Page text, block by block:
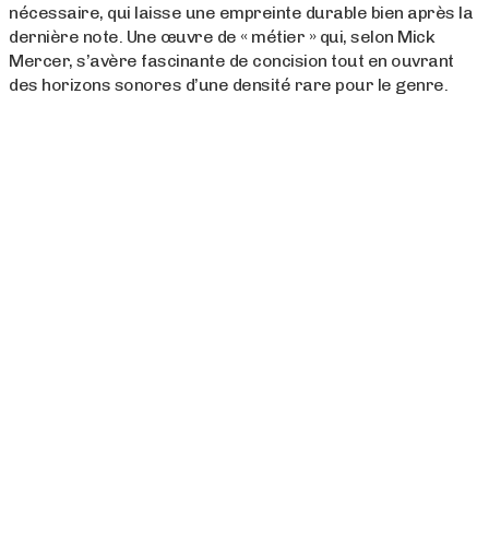
nécessaire, qui laisse une empreinte durable bien après la
dernière note. Une œuvre de « métier » qui, selon Mick
Mercer, s’avère fascinante de concision tout en ouvrant
des horizons sonores d’une densité rare pour le genre.